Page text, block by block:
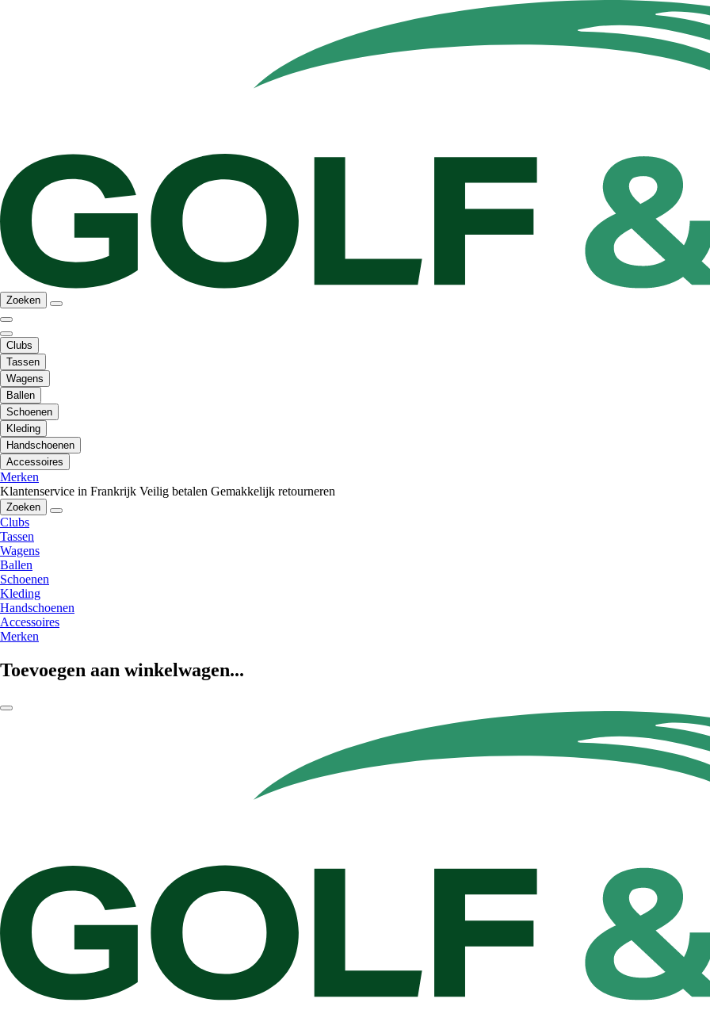
Zoeken
Clubs
Tassen
Wagens
Ballen
Schoenen
Kleding
Handschoenen
Accessoires
Merken
Klantenservice in Frankrijk Veilig betalen Gemakkelijk retourneren
Zoeken
Clubs
Tassen
Wagens
Ballen
Schoenen
Kleding
Handschoenen
Accessoires
Merken
Toevoegen aan winkelwagen...